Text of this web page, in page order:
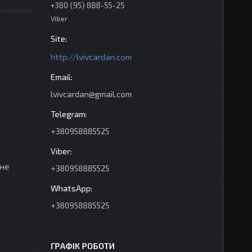
+380 (95) 888-55-25
Viber
http://lvivcardan.com
lvivcardan@gmail.com
+380958885525
+380958885525
+380958885525
ГРАФІК РОБОТИ